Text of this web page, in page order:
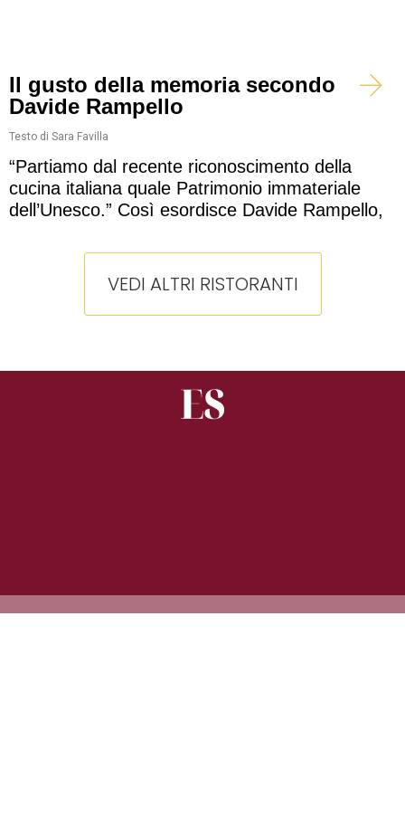
Il gusto della memoria secondo
Davide Rampello
Testo di Sara Favilla
“Partiamo dal recente riconoscimento della
cucina italiana quale Patrimonio immateriale
dell’Unesco.” Così esordisce Davide Rampello,
VEDI ALTRI RISTORANTI